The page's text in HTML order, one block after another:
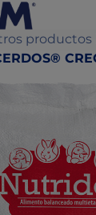
productos